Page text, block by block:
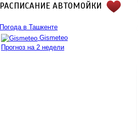
РАСПИСАНИЕ АВТОМОЙКИ
Погода в Ташкенте
Gismeteo
Прогноз на 2 недели